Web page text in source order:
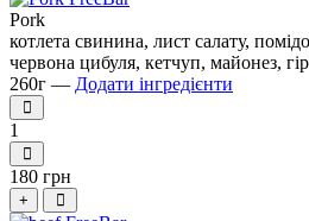
Pork
котлета свинина, лист салату,
червона цибуля, кетчуп, майонез,
260г — Додати інгредієнти
1
180 грн
+